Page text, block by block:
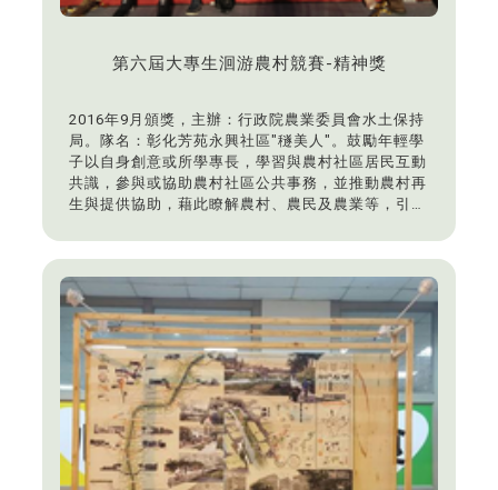
第六屆大專生洄游農村競賽-精神獎
2016年9月頒獎，主辦：行政院農業委員會水土保持
局。隊名：彰化芳苑永興社區"穟美人"。鼓勵年輕學
子以自身創意或所學專長，學習與農村社區居民互動
共識，參與或協助農村社區公共事務，並推動農村再
生與提供協助，藉此瞭解農村、農民及農業等，引導
活動期間2016年4月19日-5月15日，指導老師：鄒君